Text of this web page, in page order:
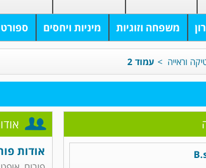
משפחה וזוגיות מיניות ויחסים
וראייה > עמוד 2
אודות